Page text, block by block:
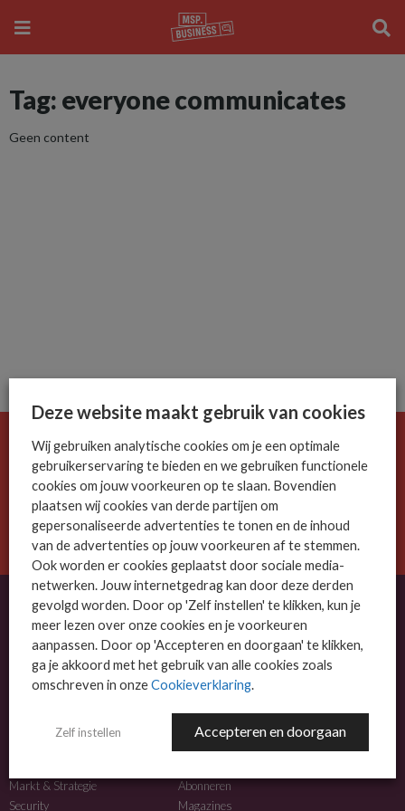
Tag: everyone communicates
Geen content
De ICT-wereld is snel. Mis niets.
Meld je nu aan voor de MSP Business nieuwsbrief.
AANMELDEN
OVER MSP BUSINESS
MSP Business is het kennisplatform voor IT-dienstverleners met MKB-focus.
NIEUWS
Markt & Strategie
Security
MEER INFO
Abonneren
Magazines
Deze website maakt gebruik van cookies
Wij gebruiken analytische cookies om je een optimale
gebruikerservaring te bieden en we gebruiken functionele
cookies om jouw voorkeuren op te slaan. Bovendien
plaatsen wij cookies van derde partijen om
gepersonaliseerde advertenties te tonen en de inhoud
van de advertenties op jouw voorkeuren af te stemmen.
Ook worden er cookies geplaatst door sociale media-
netwerken. Jouw internetgedrag kan door deze derden
gevolgd worden. Door op 'Zelf instellen' te klikken, kun je
meer lezen over onze cookies en je voorkeuren
aanpassen. Door op 'Accepteren en doorgaan' te klikken,
ga je akkoord met het gebruik van alle cookies zoals
omschreven in onzeCookieverklaring.
Zelf instellen Accepteren en doorgaan